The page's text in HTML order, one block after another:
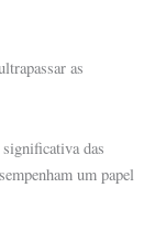
as
das
um papel